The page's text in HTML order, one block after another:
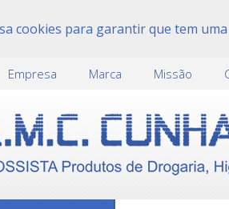
cookies para garantir que tem
Empresa Marca Missão